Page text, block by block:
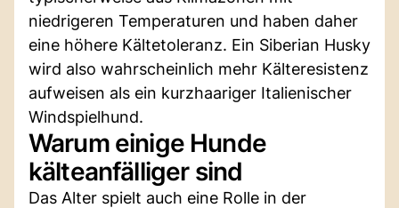
niedrigeren Temperaturen und haben daher
eine höhere Kältetoleranz. Ein Siberian Husky
wird also wahrscheinlich mehr Kälteresistenz
aufweisen als ein kurzhaariger Italienischer
Windspielhund.
Warum einige Hunde
kälteanfälliger sind
Das Alter spielt auch eine Rolle in der